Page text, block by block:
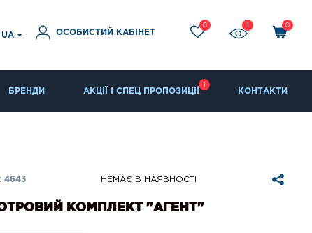
UA ОСОБИСТИЙ КАБІНЕТ
0 0
БРЕНДИ АКЦІЇ І СПЕЦ ПРОПОЗИЦІЇ КОНТАКТИ
4643 НЕМАЄ В НАЯВНОСТІ
КОМПЛЕКТ "АГЕНТ"